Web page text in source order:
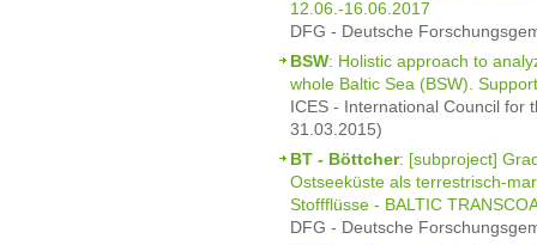
12.06.-16.06.2017
DFG - Deutsche
BSW: Holistic approach to
whole Baltic Sea (BSW).
ICES - International Council for
31.03.2015)
BT - Böttcher: [subproject]
Ostseeküste als terrestrisch-
Stoffflüsse - BALTIC
DFG - Deutsche